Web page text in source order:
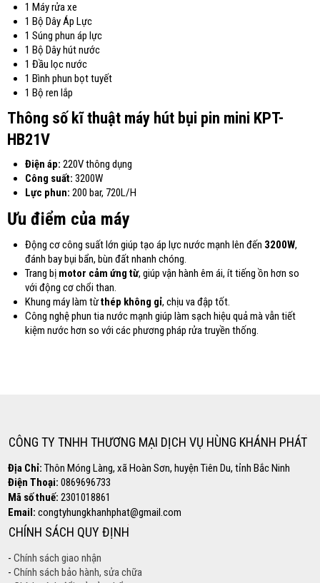
1 Máy rửa xe
1 Bộ Dây Áp Lực
1 Súng phun áp lực
1 Bộ Dây hút nước
1 Đầu lọc nước
1 Bình phun bọt tuyết
1 Bộ ren lắp
Thông số kĩ thuật máy hút bụi pin mini KPT-
HB21V
Điện áp: 220V thông dụng
Công suất: 3200W
Lực phun: 200 bar, 720L/H
Ưu điểm của máy
Động cơ công suất lớn giúp tạo áp lực nước mạnh lên đến 3200W,
đánh bay bụi bẩn, bùn đất nhanh chóng.
Trang bị motor cảm ứng từ, giúp vận hành êm ái, ít tiếng ồn hơn so
với động cơ chổi than.
Khung máy làm từthép không gỉ, chịu va đập tốt.
Công nghệ phun tia nước mạnh giúp làm sạch hiệu quả mà vẫn tiết
kiệm nước hơn so với các phương pháp rửa truyền thống.
CÔNG TY TNHH THƯƠNG MẠI DỊCH VỤ HÙNG KHÁNH PHÁT
Địa Chỉ: Thôn Móng Làng, xã Hoàn Sơn, huyện Tiên Du, tỉnh Bắc Ninh
Điện Thoại: 0869696733
Mã số thuế: 2301018861
Email: congtyhungkhanhphat@gmail.com
CHÍNH SÁCH QUY ĐỊNH
- Chính sách giao nhận
- Chính sách bảo hành, sửa chữa